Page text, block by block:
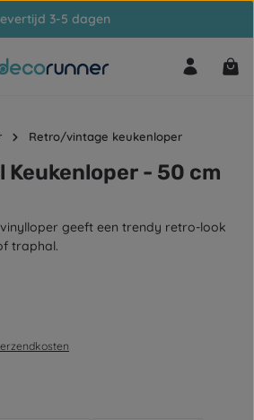
3-5 dagen
Retro/vintage keukenloper
Keukenloper - 50 cm
geeft een trendy retro-look
traphal.